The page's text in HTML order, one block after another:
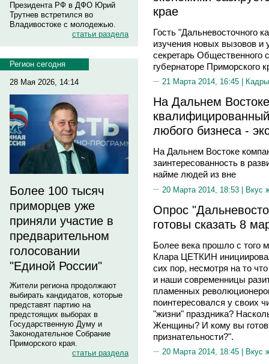
Президента РФ в ДФО Юрий
Трутнев встретился во
Владивостоке с молодежью.
статьи раздела
Регион сегодня
28 Мая 2026, 14:14
Более 100 тысяч
приморцев уже
приняли участие в
предварительном
голосовании
"Единой России"
Жители региона продолжают
выбирать кандидатов, которые
представят партию на
предстоящих выборах в
Государственную Думу и
Законодательное Собрание
Приморского края.
статьи раздела
крае
Гость "Дальневосточного
изучения новых вызовов и
секретарь Общественного
губернаторе
21 Марта 2014, 16:45 | Кадры
На Дальнем
любого бизнеса -
На Дальнем Востоке
заинтересованность в
найме людей из вне
20 Марта 2014, 18:53 | Вкус
Опрос
готовы сказать 8
Более века прошло с
Клара ЦЕТКИН
сих пор, несмотря на то
и наши современницы
пламенных
поинтересовалcя у своих
"жизни" праздника?
Женщины? И кому вы
признательности?".
20 Марта 2014, 18:45 | Вкус